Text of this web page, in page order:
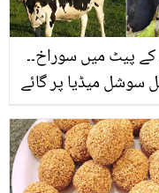
کے پیٹ میں سوراخ۔۔
سوشل میڈیا پر گائے
کیوں نظر آرہی
جانیں وہ اہم